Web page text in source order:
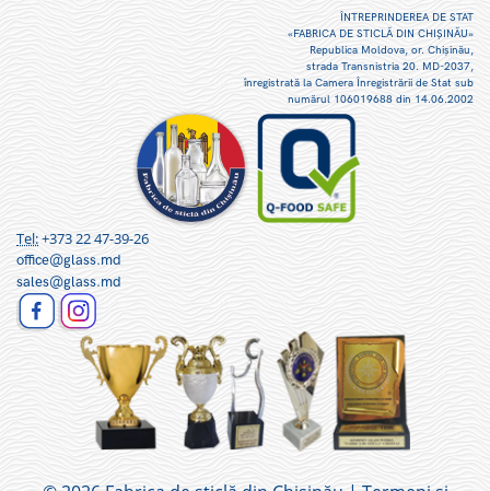
ÎNTREPRINDEREA DE STAT
«FABRICA DE STICLĂ DIN CHIŞINĂU»
Republica Moldova, or. Chişinău,
strada Transnistria 20. MD-2037,
înregistrată la Camera Înregistrării de Stat sub
numărul 106019688 din 14.06.2002
Tel:+373 22 47-39-26
office@glass.md
sales@glass.md